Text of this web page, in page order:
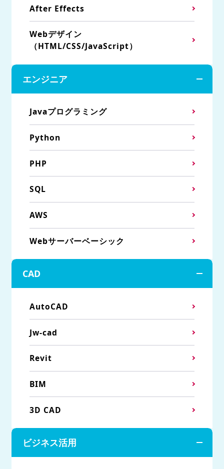
After Effects
Webデザイン
（HTML/CSS/JavaScript）
エンジニア
Javaプログラミング
Python
PHP
SQL
AWS
Webサーバーベーシック
CAD
AutoCAD
Jw-cad
Revit
BIM
3D CAD
ビジネス活用